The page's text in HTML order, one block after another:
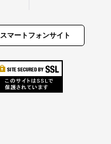
スマートフォンサイト